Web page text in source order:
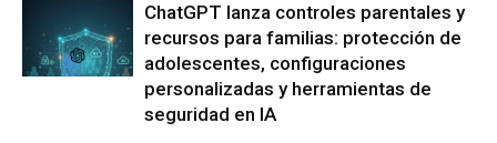
ChatGPT lanza controles parentales y
recursos para familias: protección de
adolescentes, configuraciones
personalizadas y herramientas de
seguridad en IA